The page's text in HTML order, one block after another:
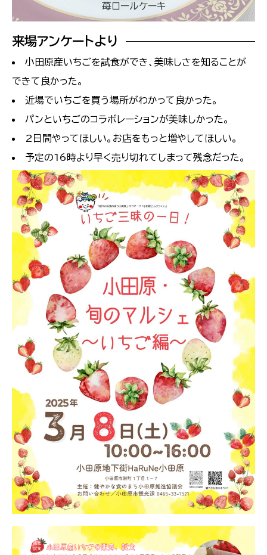
苺ロールケーキ
来場アンケートより
小田原産いちごを試食ができ、美味しさを知ることが
できて良かった。
近場でいちごを買う場所がわかって良かった。
パンといちごのコラボレーションが美味しかった。
2日間やってほしい。お店をもっと増やしてほしい。
予定の16時より早く売り切れてしまって残念だった。